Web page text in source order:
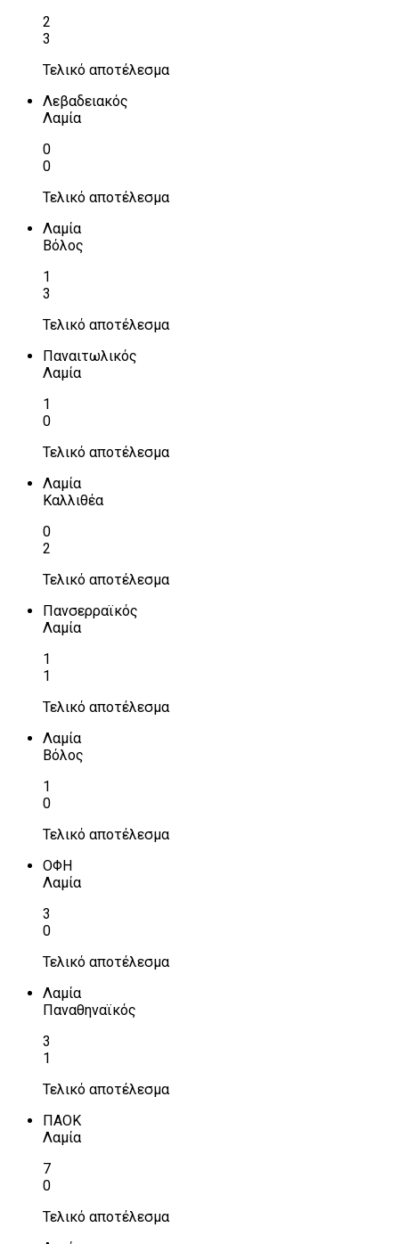
2
3
Τελικό αποτέλεσμα
Λεβαδειακός
Λαμία
0
0
Τελικό αποτέλεσμα
Λαμία
Βόλος
1
3
Τελικό αποτέλεσμα
Παναιτωλικός
Λαμία
1
0
Τελικό αποτέλεσμα
Λαμία
Καλλιθέα
0
2
Τελικό αποτέλεσμα
Πανσερραϊκός
Λαμία
1
1
Τελικό αποτέλεσμα
Λαμία
Βόλος
1
0
Τελικό αποτέλεσμα
ΟΦΗ
Λαμία
3
0
Τελικό αποτέλεσμα
Λαμία
Παναθηναϊκός
3
1
Τελικό αποτέλεσμα
ΠΑΟΚ
Λαμία
7
0
Τελικό αποτέλεσμα